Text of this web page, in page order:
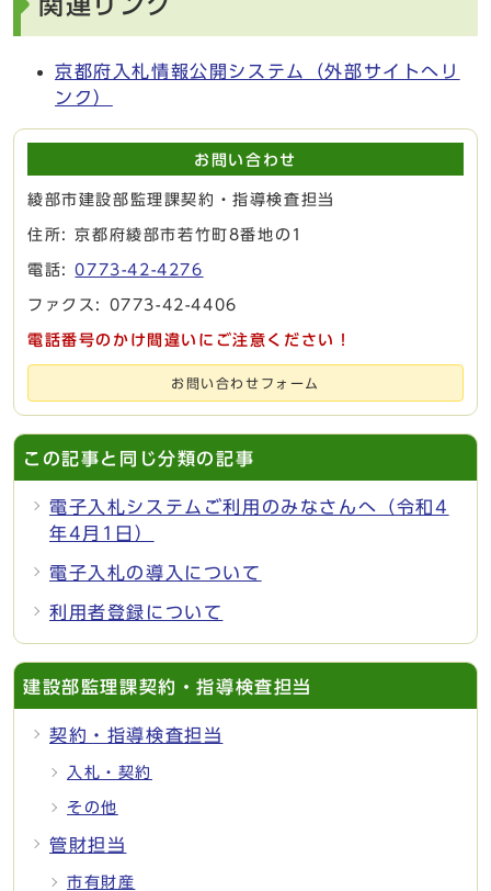
京都府入札情報公開システム（外部サイトへリ
ンク）
お問い合わせ
綾部市建設部監理課契約・指導検査担当
住所: 京都府綾部市若竹町8番地の1
電話:0773-42-4276
ファクス: 0773-42-4406
電話番号のかけ間違いにご注意ください！
お問い合わせフォーム
この記事と同じ分類の記事
電子入札システムご利用のみなさんへ（令和4
年4月1日）
電子入札の導入について
利用者登録について
建設部監理課契約・指導検査担当
契約・指導検査担当
入札・契約
その他
管財担当
市有財産